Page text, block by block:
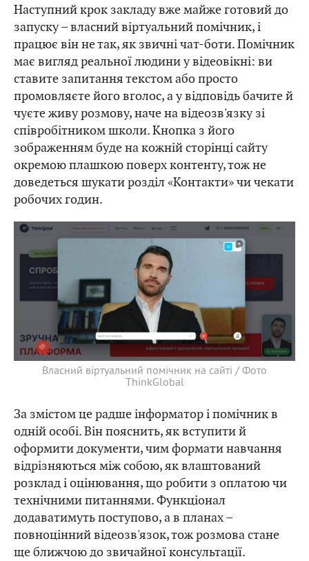
Наступний крок закладу вже майже готовий до
запуску – власний віртуальний помічник, і
працює він не так, як звичні чат-боти. Помічник
має вигляд реальної людини у відеовікні: ви
ставите запитання текстом або просто
промовляєте його вголос, а у відповідь бачите й
чуєте живу розмову, наче на відеозв'язку зі
співробітником школи. Кнопка з його
зображенням буде на кожній сторінці сайту
окремою плашкою поверх контенту, тож не
доведеться шукати розділ «Контакти» чи чекати
робочих годин.
Власний віртуальний помічник на сайті / Фото
ThinkGlobal
За змістом це радше інформатор і помічник в
одній особі. Він пояснить, як вступити й
оформити документи, чим формати навчання
відрізняються між собою, як влаштований
розклад і оцінювання, що робити з оплатою чи
технічними питаннями. Функціонал
додаватимуть поступово, а в планах –
повноцінний відеозв'язок, тож розмова стане
ще ближчою до звичайної консультації.